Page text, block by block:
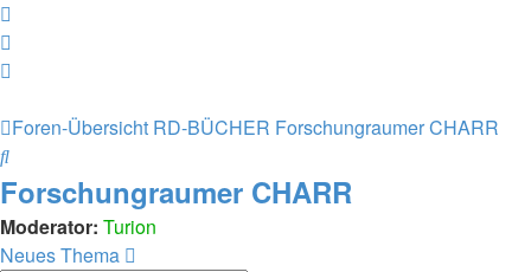
Foren-Übersicht RD-BÜCHER Forschungraumer CHARR
Suche
Forschungraumer CHARR
Moderator: Turion
Neues Thema